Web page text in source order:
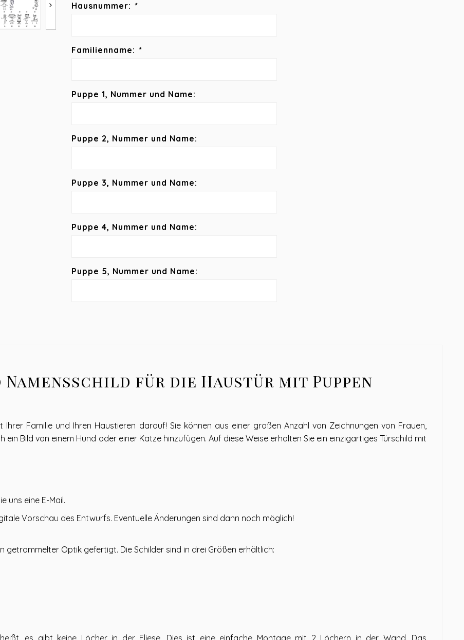
Hausnummer: *
Familienname: *
Puppe 1, Nummer und Name:
Puppe 2, Nummer und Name:
Puppe 3, Nummer und Name:
Puppe 4, Nummer und Name:
Puppe 5, Nummer und Name:
für die Haustür mit Puppen
Ihrer Familie und Ihren Haustieren darauf! Sie können aus einer großen Anzahl von Zeichnungen von Frauen,
ein Bild von einem Hund oder einer Katze hinzufügen. Auf diese Weise erhalten Sie ein einzigartiges Türschild mit
uns eine E-Mail.
Vorschau des Entwurfs. Eventuelle Änderungen sind dann noch möglich!
getrommelter Optik gefertigt. Die Schilder sind in drei Größen erhältlich:
es gibt keine Löcher in der Fliese. Dies ist eine einfache Montage mit 2 Löchern in der Wand. Das